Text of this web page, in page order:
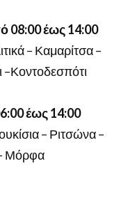
08:00 έως 14:00
– Καμαρίτσα –
–Κοντοδεσπότι
έως 14:00
– Ριτσώνα –
Μόρφα